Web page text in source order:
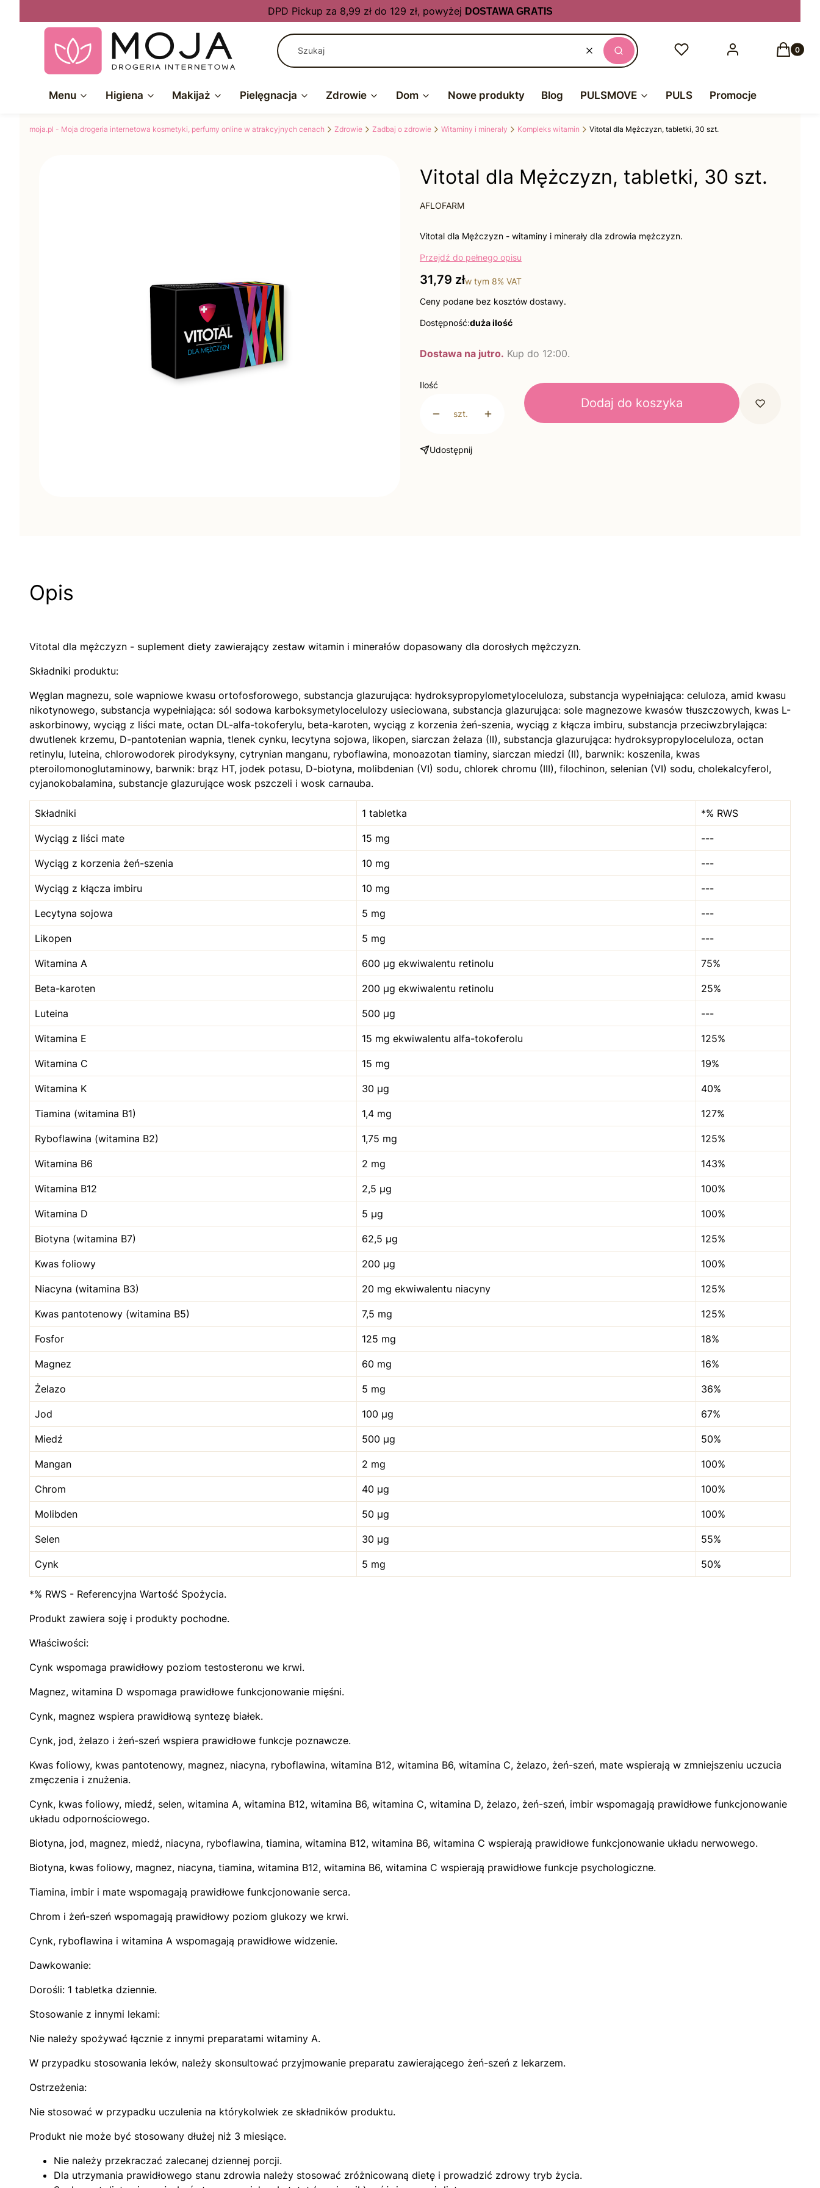
DPD Pickup za 8,99 zł do 129 zł, powyżej DOSTAWA GRATIS
WyczyśćSzukaj
Ulubione Zaloguj się Koszyk
Menu Higiena Makijaż Pielęgnacja Zdrowie Dom Nowe produkty Blog PULSMOVE PULS Promocje
moja.pl - Moja drogeria internetowa kosmetyki, perfumy online w atrakcyjnych cenach Zdrowie Zadbaj o zdrowie Witaminy i minerały Kompleks witamin Vitotal dla Mężczyzn, tabletki, 30 szt.
Vitotal dla Mężczyzn, tabletki, 30 szt.
AFLOFARM
Vitotal dla Mężczyzn - witaminy i minerały dla zdrowia mężczyzn.
Przejdź do pełnego opisu
Cena
31,79 złw tym 8% VAT
Ceny podane bez kosztów dostawy.
Dostępność:duża ilość
Dostawa na jutro. Kup do 12:00.
Ilość
szt.
Dodaj do koszyka
Udostępnij
Opis
Vitotal dla mężczyzn - suplement diety zawierający zestaw witamin i minerałów dopasowany dla dorosłych mężczyzn.
Składniki produktu:
Węglan magnezu, sole wapniowe kwasu ortofosforowego, substancja glazurująca: hydroksypropylometyloceluloza, substancja wypełniająca: celuloza, amid kwasu
nikotynowego, substancja wypełniająca: sól sodowa karboksymetylocelulozy usieciowana, substancja glazurująca: sole magnezowe kwasów tłuszczowych, kwas L-
askorbinowy, wyciąg z liści mate, octan DL-alfa-tokoferylu, beta-karoten, wyciąg z korzenia żeń-szenia, wyciąg z kłącza imbiru, substancja przeciwzbrylająca:
dwutlenek krzemu, D-pantotenian wapnia, tlenek cynku, lecytyna sojowa, likopen, siarczan żelaza (II), substancja glazurująca: hydroksypropyloceluloza, octan
retinylu, luteina, chlorowodorek pirodyksyny, cytrynian manganu, ryboflawina, monoazotan tiaminy, siarczan miedzi (II), barwnik: koszenila, kwas
pteroilomonoglutaminowy, barwnik: brąz HT, jodek potasu, D-biotyna, molibdenian (VI) sodu, chlorek chromu (III), filochinon, selenian (VI) sodu, cholekalcyferol,
cyjanokobalamina, substancje glazurujące wosk pszczeli i wosk carnauba.
Składniki 1 tabletka *% RWS
Wyciąg z liści mate 15 mg ---
Wyciąg z korzenia żeń-szenia 10 mg ---
Wyciąg z kłącza imbiru 10 mg ---
Lecytyna sojowa 5 mg ---
Likopen 5 mg ---
Witamina A 600 µg ekwiwalentu retinolu 75%
Beta-karoten 200 µg ekwiwalentu retinolu 25%
Luteina 500 µg ---
Witamina E 15 mg ekwiwalentu alfa-tokoferolu 125%
Witamina C 15 mg 19%
Witamina K 30 µg 40%
Tiamina (witamina B1) 1,4 mg 127%
Ryboflawina (witamina B2) 1,75 mg 125%
Witamina B6 2 mg 143%
Witamina B12 2,5 µg 100%
Witamina D 5 µg 100%
Biotyna (witamina B7) 62,5 µg 125%
Kwas foliowy 200 µg 100%
Niacyna (witamina B3) 20 mg ekwiwalentu niacyny 125%
Kwas pantotenowy (witamina B5) 7,5 mg 125%
Fosfor 125 mg 18%
Magnez 60 mg 16%
Żelazo 5 mg 36%
Jod 100 µg 67%
Miedź 500 µg 50%
Mangan 2 mg 100%
Chrom 40 µg 100%
Molibden 50 µg 100%
Selen 30 µg 55%
Cynk 5 mg 50%
*% RWS - Referencyjna Wartość Spożycia.
Produkt zawiera soję i produkty pochodne.
Właściwości:
Cynk wspomaga prawidłowy poziom testosteronu we krwi.
Magnez, witamina D wspomaga prawidłowe funkcjonowanie mięśni.
Cynk, magnez wspiera prawidłową syntezę białek.
Cynk, jod, żelazo i żeń-szeń wspiera prawidłowe funkcje poznawcze.
Kwas foliowy, kwas pantotenowy, magnez, niacyna, ryboflawina, witamina B12, witamina B6, witamina C, żelazo, żeń-szeń, mate wspierają w zmniejszeniu uczucia
zmęczenia i znużenia.
Cynk, kwas foliowy, miedź, selen, witamina A, witamina B12, witamina B6, witamina C, witamina D, żelazo, żeń-szeń, imbir wspomagają prawidłowe funkcjonowanie
układu odpornościowego.
Biotyna, jod, magnez, miedź, niacyna, ryboflawina, tiamina, witamina B12, witamina B6, witamina C wspierają prawidłowe funkcjonowanie układu nerwowego.
Biotyna, kwas foliowy, magnez, niacyna, tiamina, witamina B12, witamina B6, witamina C wspierają prawidłowe funkcje psychologiczne.
Tiamina, imbir i mate wspomagają prawidłowe funkcjonowanie serca.
Chrom i żeń-szeń wspomagają prawidłowy poziom glukozy we krwi.
Cynk, ryboflawina i witamina A wspomagają prawidłowe widzenie.
Dawkowanie:
Dorośli: 1 tabletka dziennie.
Stosowanie z innymi lekami:
Nie należy spożywać łącznie z innymi preparatami witaminy A.
W przypadku stosowania leków, należy skonsultować przyjmowanie preparatu zawierającego żeń-szeń z lekarzem.
Ostrzeżenia:
Nie stosować w przypadku uczulenia na którykolwiek ze składników produktu.
Produkt nie może być stosowany dłużej niż 3 miesiące.
Nie należy przekraczać zalecanej dziennej porcji.
Dla utrzymania prawidłowego stanu zdrowia należy stosować zróżnicowaną dietę i prowadzić zdrowy tryb życia.